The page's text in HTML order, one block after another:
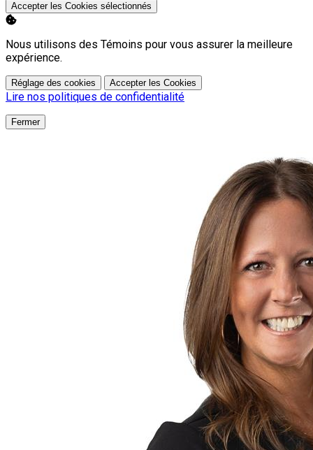
Accepter les Cookies sélectionnés
Nous utilisons des Témoins pour vous assurer la meilleure
expérience.
Réglage des cookies Accepter les Cookies
Lire nos politiques de confidentialité
Fermer